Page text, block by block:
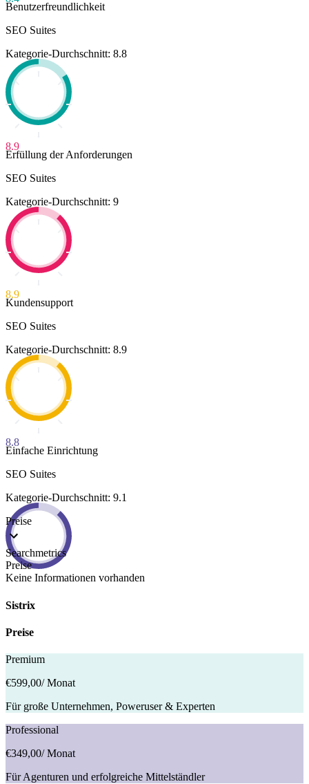
Benutzerfreundlichkeit
SEO Suites
Kategorie-Durchschnitt: 8.8
8.9
Erfüllung der Anforderungen
SEO Suites
Kategorie-Durchschnitt: 9
8.9
Kundensupport
SEO Suites
Kategorie-Durchschnitt: 8.9
8.8
Einfache Einrichtung
SEO Suites
Kategorie-Durchschnitt: 9.1
Preise
Searchmetrics
Preise
Keine Informationen vorhanden
Sistrix
Preise
Premium
€599,00/ Monat
Für große Unternehmen, Poweruser & Experten
Professional
€349,00/ Monat
Für Agenturen und erfolgreiche Mittelständler